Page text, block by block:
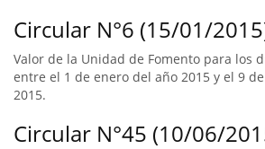
Circular N°6 (15/01/
Valor de la Unidad de Fomento para los
entre el 1 de enero del año 2015 y el 9
2015.
Circular N°45 (10/06/